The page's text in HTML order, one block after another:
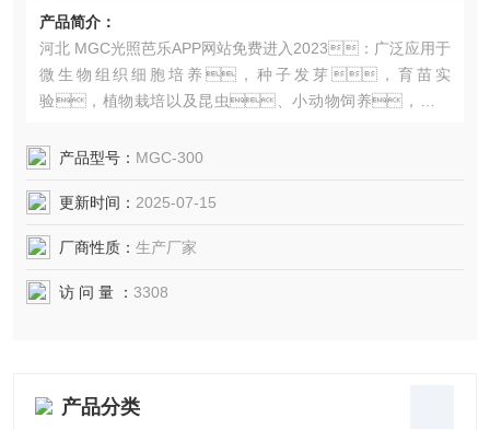
产品简介：
河北 MGC光照芭乐APP网站免费进入2023：广泛应用于
微生物组织细胞培养，种子发芽，育苗实
验，植物栽培以及昆虫、小动物饲养，能准
产品型号： MGC-300
更新时间： 2025-07-15
厂商性质： 生产厂家
访 问 量 ： 3308
产品分类